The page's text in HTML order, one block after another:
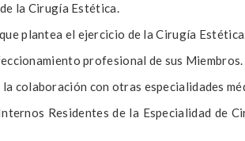
la Cirugía Estética.
plantea el ejercicio de la Cirugía
profesional de sus Miembros.
colaboración con otras especialidades
Residentes de la Especialidad de